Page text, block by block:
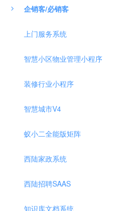
企销客/必销客
上门服务系统
智慧小区物业管理小程序
装修行业小程序
智慧城市V4
蚁小二全能版矩阵
西陆家政系统
西陆招聘SAAS
知识库文档系统